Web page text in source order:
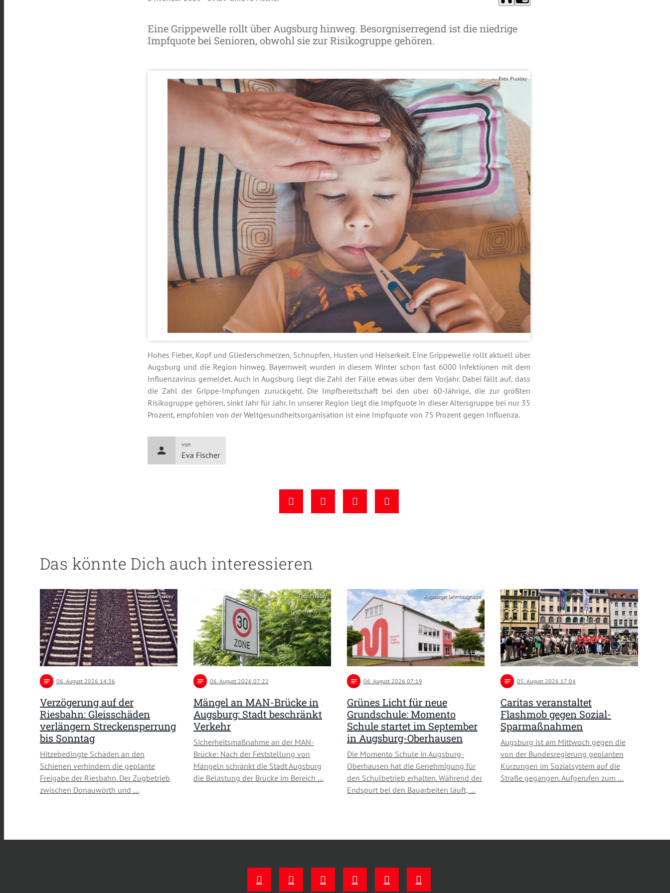
Eine Grippewelle rollt über Augsburg hinweg. Besorgniserregend ist die niedrige
Impfquote bei Senioren, obwohl sie zur Risikogruppe gehören.
Foto: Pixabay
Hohes Fieber, Kopf und Gliederschmerzen, Schnupfen, Husten und Heiserkeit. Eine Grippewelle rollt aktuell über
Augsburg und die Region hinweg. Bayernweit wurden in diesem Winter schon fast 6000 Infektionen mit dem
Influenzavirus gemeldet. Auch in Augsburg liegt die Zahl der Fälle etwas über dem Vorjahr. Dabei fällt auf, dass
die Zahl der Grippe-Impfungen zurückgeht. Die Impfbereitschaft bei den über 60-Jährige, die zur größten
Risikogruppe gehören, sinkt Jahr für Jahr. In unserer Region liegt die Impfquote in dieser Altersgruppe bei nur 35
Prozent, empfohlen von der Weltgesundheitsorganisation ist eine Impfquote von 75 Prozent gegen Influenza.
person
von
Eva Fischer
Das könnte Dich auch interessieren
Foto: Pixabay
notes 06. August 2026 14:36
Verzögerung auf der
Riesbahn: Gleisschäden
verlängern Streckensperrung
bis Sonntag
Hitzebedingte Schäden an den
Schienen verhindern die geplante
Freigabe der Riesbahn. Der Zugbetrieb
zwischen Donauwörth und …
Foto: Pixabay
notes 06. August 2026 07:22
Mängel an MAN-Brücke in
Augsburg: Stadt beschränkt
Verkehr
Sicherheitsmaßnahme an der MAN-
Brücke: Nach der Feststellung von
Mängeln schränkt die Stadt Augsburg
die Belastung der Brücke im Bereich …
Augsburger Lehmbaugruppe
notes 06. August 2026 07:19
Grünes Licht für neue
Grundschule: Momento
Schule startet im September
in Augsburg-Oberhausen
Die Momento Schule in Augsburg-
Oberhausen hat die Genehmigung für
den Schulbetrieb erhalten. Während der
Endspurt bei den Bauarbeiten läuft, …
notes 05. August 2026 17:04
Caritas veranstaltet
Flashmob gegen Sozial-
Sparmaßnahmen
Augsburg ist am Mittwoch gegen die
von der Bundesregierung geplanten
Kürzungen im Sozialsystem auf die
Straße gegangen. Aufgerufen zum …